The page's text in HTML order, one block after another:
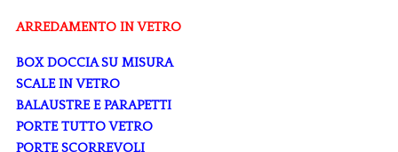
ARREDAMENTO IN VETRO
BOX DOCCIA SU MISURA
SCALE IN VETRO
BALAUSTRE E PARAPETTI
PORTE TUTTO VETRO
PORTE SCORREVOLI